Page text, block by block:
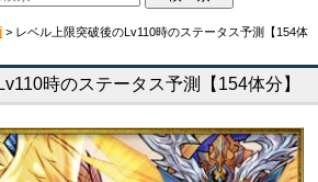
> レベル上限突破後のLv110時のステータス予測【154体
時のステータス予測【154体分】